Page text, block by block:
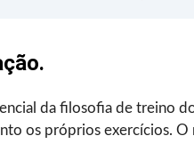
da filosofia de treino
os próprios exercícios.